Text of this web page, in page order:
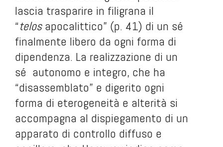
lascia trasparire in filigrana il
“telosapocalittico” (p. 41) di un sé
finalmente libero da ogni forma di
dipendenza. La realizzazione di un
sé autonomo e integro, che ha
“disassemblato” e digerito ogni
forma di eterogeneità e alterità si
accompagna al dispiegamento di un
apparato di controllo diffuso e